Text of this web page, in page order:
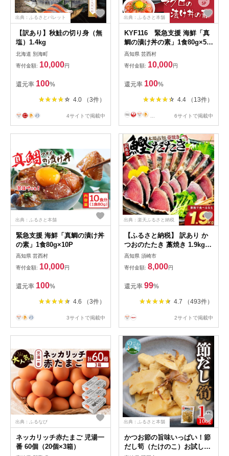
出典：ふるさとパレット
【訳あり】秋鮭の切り身（無
塩）1.4kg
北海道 別海町
寄付金額: 10,000円
還元率 100%
4.0 （3件）
4サイトで掲載中
出典：ふるさと本舗
KYF116 緊急支援 海鮮「真
鯛の漬け丼の素」1食80g×5P
＋「マグロの漬け丼の素」1
食80g×5P《迷子の真鯛を食
べて応援 養殖生産業者応援プ
ロジェクト》応援 惣菜 冷凍
保存食 小分け 高知
高知県 芸西村
寄付金額: 10,000円
還元率 100%
4.4 （13件）
6サイトで掲載中
出典：ふるさと本舗
緊急支援 海鮮「真鯛の漬け丼
の素」1食80g×10P
高知県 芸西村
寄付金額: 10,000円
還元率 100%
4.6 （3件）
3サイトで掲載中
出典：楽天ふるさと納税
【ふるさと納税】 訳あり か
つおのたたき 藁焼き 1.9kg
かつおたたき わけあり 不揃
い 規格外 かつおの藁焼き 鰹
たたき カツオ 鰹 わら焼きか
つお 鰹のたたき 冷凍 ふるさ
と納税カツオ 高知県 須崎市
お刺身 刺身 高知県 須崎市
高知県 須崎市
寄付金額: 8,000円
還元率 99%
4.7 （493件）
2サイトで掲載中
出典：ふるなび
ネッカリッチ赤たまご 児湯一
番 60個（20個×3箱）
出典：ふるさと本舗
かつお節の旨味いっぱい！節
だし筍（たけのこ）お試しセ